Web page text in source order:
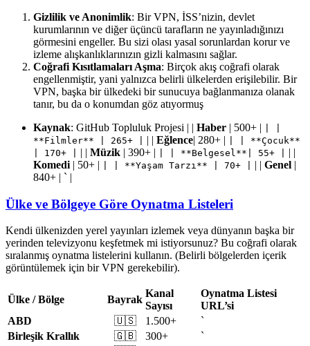
Gizlilik ve Anonimlik: Bir VPN, İSS’nizin, devlet
kurumlarının ve diğer üçüncü tarafların ne yayınladığınızı
görmesini engeller. Bu sizi olası yasal sorunlardan korur ve
izleme alışkanlıklarınızın gizli kalmasını sağlar.
Coğrafi Kısıtlamaları Aşma: Birçok akış coğrafi olarak
engellenmiştir, yani yalnızca belirli ülkelerden erişilebilir. Bir
VPN, başka bir ülkedeki bir sunucuya bağlanmanıza olanak
tanır, bu da o konumdan göz atıyormuş
Kaynak: GitHub Topluluk Projesi | | Haber | 500+ |
**Filmler** | 265+ |
| | Eğlence| 280+ |
| | **Çocuk**
| 170+ |
| | Müzik | 390+ | | | **Belgesel**| 55+ |
| |
Komedi | 50+ | | | **Yaşam Tarzı** | 70+ | | | Genel |
840+ | ` |
Ülke ve Bölgeye Göre Oynatma Listeleri
Kendi ülkenizden yerel yayınları izlemek veya dünyanın başka bir
yerinden televizyonu keşfetmek mi istiyorsunuz? Bu coğrafi olarak
sıralanmış oynatma listelerini kullanın. (Belirli bölgelerden içerik
görüntülemek için bir VPN gerekebilir).
Ülke / Bölge Bayrak
Kanal
Sayısı
Oynatma Listesi
URL’si
ABD
🇺🇸 1.500+
`
Birleşik Krallık
🇬🇧 300+
`